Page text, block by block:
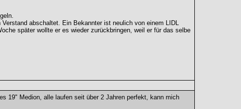
abschaltet. Ein Bekannter ist neulich von einem LIDL
später wollte er es wieder zurückbringen, weil er für das selbe
19" Medion, alle laufen seit über 2 Jahren perfekt, kann mich